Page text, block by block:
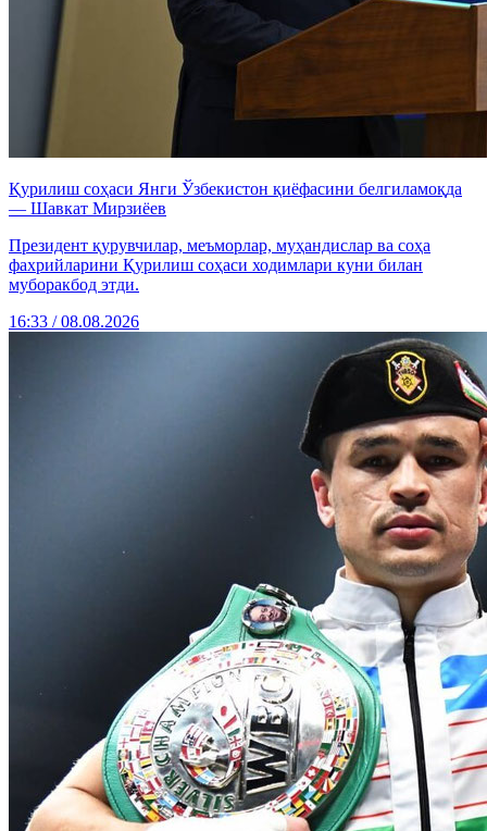
Қурилиш соҳаси Янги Ўзбекистон қиёфасини белгиламоқда
— Шавкат Мирзиёев
Президент қурувчилар, меъморлар, муҳандислар ва соҳа
фахрийларини Қурилиш соҳаси ходимлари куни билан
муборакбод этди.
16:33 / 08.08.2026